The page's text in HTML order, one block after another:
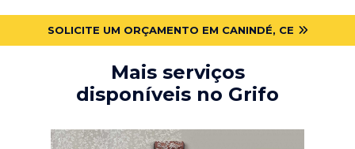
SOLICITE UM ORÇAMENTO EM CANINDÉ, CE
Mais serviços
disponíveis no Grifo